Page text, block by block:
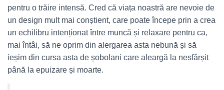
pentru o trăire intensă. Cred că viața noastră are nevoie de
un design mult mai conștient, care poate începe prin a crea
un echilibru intenționat între muncă și relaxare pentru ca,
mai întâi, să ne oprim din alergarea asta nebună și să
ieșim din cursa asta de șobolani care aleargă la nesfârșit
până la epuizare și moarte.